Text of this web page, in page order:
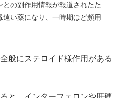
の副作用情報が報道されたた
い薬になり、一時期ほど頻用
般にステロイド様作用がある